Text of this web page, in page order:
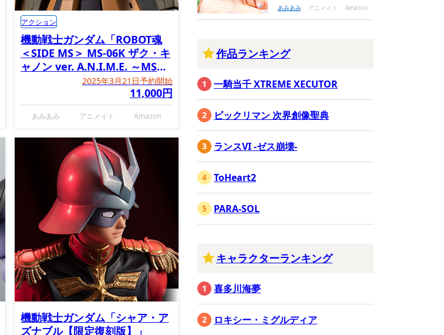
機動戦士ガンダム「ROBOT魂
＜SIDE MS＞ MS-06K ザク・キ
ャノン ver. A.N.I.M.E. ～MS
MUSEUM～」2025年3月21日予約開始
11,000円
アクション
あみあみ アニメイト Amazon
機動戦士ガンダム「シャア・ア
ズナブル【限定復刻版】」
あみあみ アニメイト Amazon
作品ランキング
一騎当千 XTREME XECUTOR
ビックリマン 次界創像聖典
ランスVI -ゼス崩壊-
ToHeart2
PARA-SOL
キャラクターランキング
喜多川海夢
ロキシー・ミグルディア